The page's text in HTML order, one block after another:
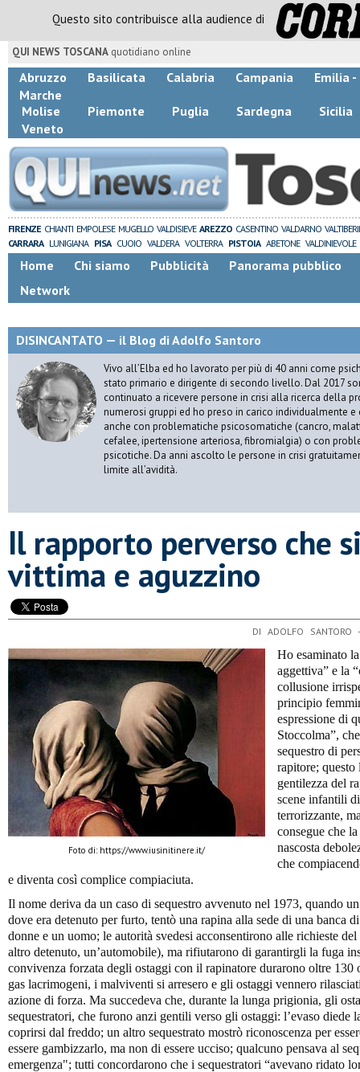
Questo sito contribuisce alla audience di
QUI NEWS TOSCANA quotidiano online
Abruzzo Basilicata Calabria Campania
Emilia -
Marche
Molise
Piemonte Puglia Sardegna
Sicilia
Veneto
FIRENZE CHIANTI EMPOLESE MUGELLO VALDISIEVE AREZZO CASENTINO VALDARNO
CARRARA LUNIGIANA PISA CUOIO VALDERA VOLTERRA PISTOIA ABETONE VALDINIEVOLE
Home Chi siamo Pubblicità
Panorama pubblico
Network
DISINCANTATO — il Blog di Adolfo Santoro
Vivo all’Elba ed ho lavorato per più di 40 anni come
stato primario e dirigente di secondo livello. Dal 2017
continuato a ricevere persone in crisi alla ricerca della
numerosi gruppi ed ho preso in carico individualmente
anche con problematiche psicosomatiche (cancro,
cefalee, ipertensione arteriosa, fibromialgia) o con
psicotiche. Da anni ascolto le persone in crisi
limite all’avidità.
​Il rapporto perverso che
vittima e aguzzino
DI ADOLFO
Foto di: https://www.iusinitinere.it/
Ho esaminato
aggettiva” e la
collusione
principio
espressione di
Stoccolma”,
sequestro di
rapitore; questo
gentilezza del
scene infantili
terrorizzante,
consegue che
nascosta
che
e diventa così complice compiaciuta.
Il nome deriva da un caso di sequestro avvenuto nel 1973, quando
dove era detenuto per furto, tentò una rapina alla sede di una banca
donne e un uomo; le autorità svedesi acconsentirono alle richieste
altro detenuto, un’automobile), ma rifiutarono di garantirgli la fuga
convivenza forzata degli ostaggi con il rapinatore durarono oltre 130
gas lacrimogeni, i malviventi si arresero e gli ostaggi vennero
azione di forza. Ma succedeva che, durante la lunga prigionia, gli
sequestratori, che furono anzi gentili verso gli ostaggi: l’evaso diede
coprirsi dal freddo; un altro sequestrato mostrò riconoscenza per
essere gambizzarlo, ma non di essere ucciso; qualcuno pensava al
emergenza"; tutti concordarono che i sequestratori “avevano ridato